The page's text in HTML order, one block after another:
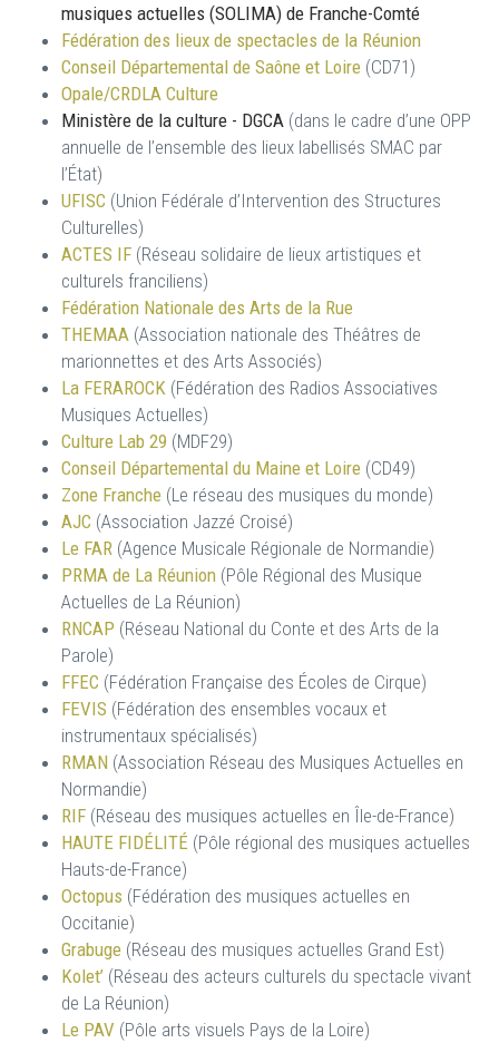
musiques actuelles (SOLIMA) de Franche-Comté
Fédération des lieux de spectacles de la Réunion
Conseil Départemental de Saône et Loire (CD71)
Opale/CRDLA Culture
Ministère de la culture - DGCA (dans le cadre d’une OPP
annuelle de l’ensemble des lieux labellisés SMAC par
l’État)
UFISC (Union Fédérale d’Intervention des Structures
Culturelles)
ACTES IF (Réseau solidaire de lieux artistiques et
culturels franciliens)
Fédération Nationale des Arts de la Rue
THEMAA (Association nationale des Théâtres de
marionnettes et des Arts Associés)
La FERAROCK (Fédération des Radios Associatives
Musiques Actuelles)
Culture Lab 29 (MDF29)
Conseil Départemental du Maine et Loire (CD49)
Zone Franche (Le réseau des musiques du monde)
AJC (Association Jazzé Croisé)
Le FAR (Agence Musicale Régionale de Normandie)
PRMA de La Réunion (Pôle Régional des Musique
Actuelles de La Réunion)
RNCAP (Réseau National du Conte et des Arts de la
Parole)
FFEC (Fédération Française des Écoles de Cirque)
FEVIS (Fédération des ensembles vocaux et
instrumentaux spécialisés)
RMAN (Association Réseau des Musiques Actuelles en
Normandie)
RIF (Réseau des musiques actuelles en Île-de-France)
HAUTE FIDÉLITÉ (Pôle régional des musiques actuelles
Hauts-de-France)
Octopus (Fédération des musiques actuelles en
Occitanie)
Grabuge (Réseau des musiques actuelles Grand Est)
Kolet’ (Réseau des acteurs culturels du spectacle vivant
de La Réunion)
Le PAV (Pôle arts visuels Pays de la Loire)